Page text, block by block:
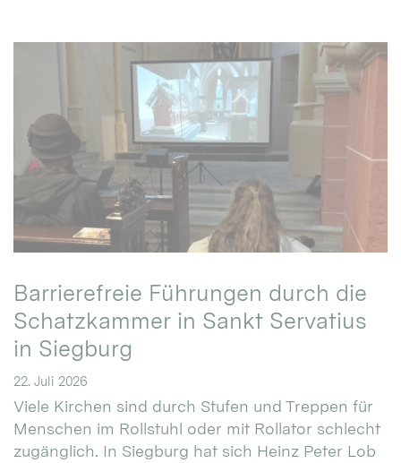
Barrierefreie Führungen durch die
Schatzkammer in Sankt Servatius
in Siegburg
22. Juli 2026
Viele Kirchen sind durch Stufen und Treppen für
Menschen im Rollstuhl oder mit Rollator schlecht
zugänglich. In Siegburg hat sich Heinz Peter Lob